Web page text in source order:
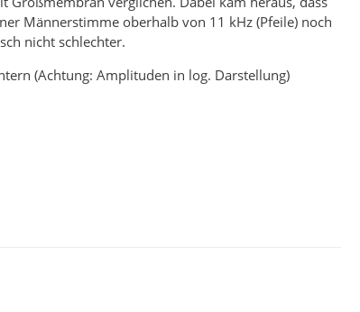
Männerstimme oberhalb von 11 kHz (Pfeile) noch
nicht schlechter.
(Achtung: Amplituden in log. Darstellung)